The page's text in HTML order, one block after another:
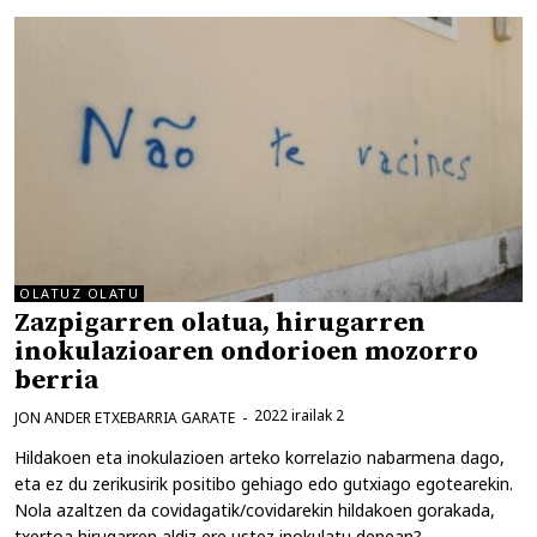
OLATUZ OLATU
Zazpigarren olatua, hirugarren
inokulazioaren ondorioen mozorro
berria
2022 irailak 2
JON ANDER ETXEBARRIA GARATE
Hildakoen eta inokulazioen arteko korrelazio nabarmena dago,
eta ez du zerikusirik positibo gehiago edo gutxiago egotearekin.
Nola azaltzen da covidagatik/covidarekin hildakoen gorakada,